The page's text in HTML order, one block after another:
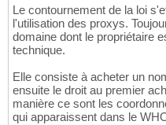
Le contournement de la loi
l'utilisation des proxys.
domaine dont le propriétaire
technique.
Elle consiste à acheter un
ensuite le droit au premier
manière ce sont les
qui apparaissent dans le